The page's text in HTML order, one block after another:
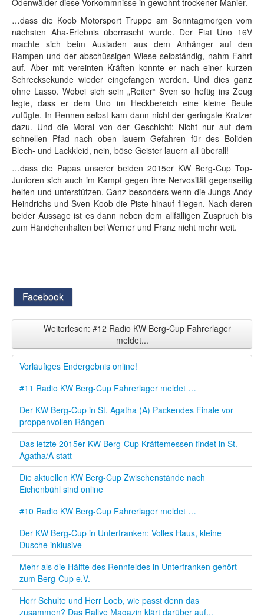
Odenwälder diese Vorkommnisse in gewohnt trockener Manier.
…dass die Koob Motorsport Truppe am Sonntagmorgen vom
nächsten Aha-Erlebnis überrascht wurde. Der Fiat Uno 16V
machte sich beim Ausladen aus dem Anhänger auf den
Rampen und der abschüssigen Wiese selbständig, nahm Fahrt
auf. Aber mit vereinten Kräften konnte er nach einer kurzen
Schrecksekunde wieder eingefangen werden. Und dies ganz
ohne Lasso. Wobei sich sein „Reiter“ Sven so heftig ins Zeug
legte, dass er dem Uno im Heckbereich eine kleine Beule
zufügte. In Rennen selbst kam dann nicht der geringste Kratzer
dazu. Und die Moral von der Geschicht: Nicht nur auf dem
schnellen Pfad nach oben lauern Gefahren für des Boliden
Blech- und Lackkleid, nein, böse Geister lauern all überall!
…dass die Papas unserer beiden 2015er KW Berg-Cup Top-
Junioren sich auch im Kampf gegen ihre Nervosität gegenseitig
helfen und unterstützen. Ganz besonders wenn die Jungs Andy
Heindrichs und Sven Koob die Piste hinauf fliegen. Nach deren
beider Aussage ist es dann neben dem allfälligen Zuspruch bis
zum Händchenhalten bei Werner und Franz nicht mehr weit.
Facebook
Weiterlesen: #12 Radio KW Berg-Cup Fahrerlager
meldet...
Vorläufiges Endergebnis online!
#11 Radio KW Berg-Cup Fahrerlager meldet …
Der KW Berg-Cup in St. Agatha (A) Packendes Finale vor
proppenvollen Rängen
Das letzte 2015er KW Berg-Cup Kräftemessen findet in St.
Agatha/A statt
Die aktuellen KW Berg-Cup Zwischenstände nach
Eichenbühl sind online
#10 Radio KW Berg-Cup Fahrerlager meldet …
Der KW Berg-Cup in Unterfranken: Volles Haus, kleine
Dusche inklusive
Mehr als die Hälfte des Rennfeldes in Unterfranken gehört
zum Berg-Cup e.V.
Herr Schulte und Herr Loeb, wie passt denn das
zusammen? Das Rallye Magazin klärt darüber auf...